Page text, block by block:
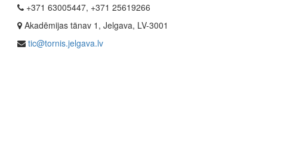
+371 63005447, +371 25619266
Akadēmijas tänav 1, Jelgava, LV-3001
tic@tornis.jelgava.lv